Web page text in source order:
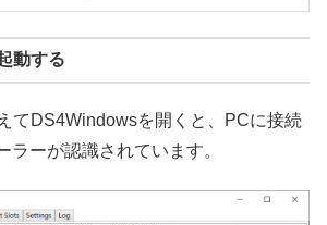
動する
てDS4Windowsを開くと、PCに接続
ラーが認識されています。